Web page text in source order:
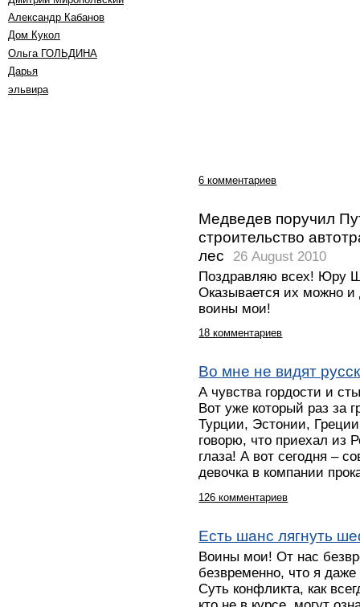
Александр Кабанов
Дом Кукол
Oльга ГОЛЬДИНА
Дарья
эльвира
6 комментариев
Медведев поручил
строительство
лес
26 August 2010
Поздравляю всех! Юру
Оказывается их можно
воины мои!
18 комментариев
Во мне не видят
А чувства гордости и
Вот уже который раз за
Турции, Эстонии,
говорю, что приехал из
глаза! А вот сегодня –
девочка в компании
126 комментариев
Есть шанс лягнуть
Воины мои! От нас
безвременно, что я даже
Суть конфликта, как